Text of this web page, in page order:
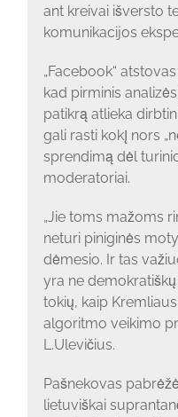
ant kreivai išversto
komunikacijos
„Facebook“
kad pirminis
patikrą atlieka
gali rasti kokį nors
sprendimą dėl
moderatoriai.
„Jie toms mažoms
neturi piniginės
dėmesio. Ir tas
yra ne
tokių, kaip
algoritmo veikimo
L.Ulevičius.
Pašnekovas
lietuviškai